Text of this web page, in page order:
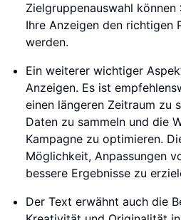
Zielgruppenauswahl können
Ihre Anzeigen den richtigen
werden.
Ein weiterer wichtiger
Anzeigen. Es ist
einen längeren Zeitraum zu
Daten zu sammeln und die
Kampagne zu optimieren.
Möglichkeit, Anpassungen
bessere Ergebnisse zu
Der Text erwähnt auch die